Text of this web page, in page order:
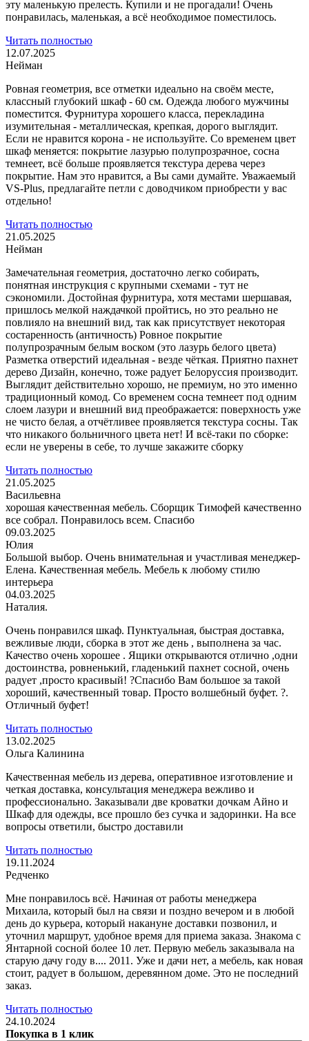
эту маленькую прелесть. Купили и не прогадали! Очень
понравилась, маленькая, а всё необходимое поместилось.
Читать полностью
12.07.2025
Нейман
Ровная геометрия, все отметки идеально на своём месте,
классный глубокий шкаф - 60 см. Одежда любого мужчины
поместится. Фурнитура хорошего класса, перекладина
изумительная - металлическая, крепкая, дорого выглядит.
Если не нравится корона - не используйте. Со временем цвет
шкаф меняется: покрытие лазурью полупрозрачное, сосна
темнеет, всё больше проявляется текстура дерева через
покрытие. Нам это нравится, а Вы сами думайте. Уважаемый
VS-Plus, предлагайте петли с доводчиком приобрести у вас
отдельно!
Читать полностью
21.05.2025
Нейман
Замечательная геометрия, достаточно легко собирать,
понятная инструкция с крупными схемами - тут не
сэкономили. Достойная фурнитура, хотя местами шершавая,
пришлось мелкой наждачкой пройтись, но это реально не
повлияло на внешний вид, так как присутствует некоторая
состаренность (античность) Ровное покрытие
полупрозрачным белым воском (это лазурь белого цвета)
Разметка отверстий идеальная - везде чёткая. Приятно пахнет
дерево Дизайн, конечно, тоже радует Белоруссия производит.
Выглядит действительно хорошо, не премиум, но это именно
традиционный комод. Со временем сосна темнеет под одним
слоем лазури и внешний вид преображается: поверхность уже
не чисто белая, а отчётливее проявляется текстура сосны. Так
что никакого больничного цвета нет! И всё-таки по сборке:
если не уверены в себе, то лучше закажите сборку
Читать полностью
21.05.2025
Васильевна
хорошая качественная мебель. Сборщик Тимофей качественно
все собрал. Понравилось всем. Спасибо
09.03.2025
Юлия
Большой выбор. Очень внимательная и участливая менеджер-
Елена. Качественная мебель. Мебель к любому стилю
интерьера
04.03.2025
Наталия.
Очень понравился шкаф. Пунктуальная, быстрая доставка,
вежливые люди, сборка в этот же день , выполнена за час.
Качество очень хорошее . Ящики открываются отлично ,одни
достоинства, ровненький, гладенький пахнет сосной, очень
радует ,просто красивый! ?Спасибо Вам большое за такой
хороший, качественный товар. Просто волшебный буфет. ?.
Отличный буфет!
Читать полностью
13.02.2025
Ольга Калинина
Качественная мебель из дерева, оперативное изготовление и
четкая доставка, консультация менеджера вежливо и
профессионально. Заказывали две кроватки дочкам Айно и
Шкаф для одежды, все прошло без сучка и задоринки. На все
вопросы ответили, быстро доставили
Читать полностью
19.11.2024
Редченко
Мне понравилось всё. Начиная от работы менеджера
Михаила, который был на связи и поздно вечером и в любой
день до курьера, который накануне доставки позвонил, и
уточнил маршрут, удобное время для приема заказа. Знакома с
Янтарной сосной более 10 лет. Первую мебель заказывала на
старую дачу году в.... 2011. Уже и дачи нет, а мебель, как новая
стоит, радует в большом, деревянном доме. Это не последний
заказ.
Читать полностью
24.10.2024
Покупка в 1 клик